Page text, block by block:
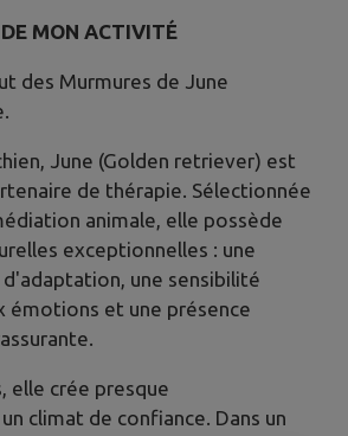
MON ACTIVITÉ
des Murmures de June
June (Golden retriever) est
de thérapie. Sélectionnée
animale, elle possède
exceptionnelles : une
une sensibilité
émotions et une présence
elle crée presque
climat de confiance. Dans un